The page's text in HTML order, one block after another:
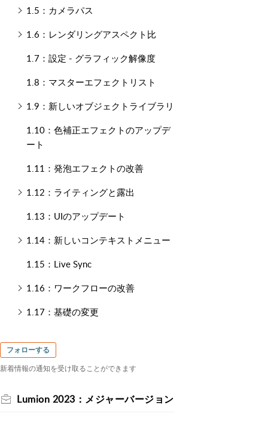
1.5：カメラパス
1.6：レンダリングアスペクト比
1.7：設定 - グラフィック解像度
1.8：マスターエフェクトリスト
1.9：新しいオブジェクトライブラリ
1.10：色補正エフェクトのアップデ
ート
1.11：発泡エフェクトの改善
1.12：ライティングと露出
1.13：UIのアップデート
1.14：新しいコンテキストメニュー
1.15：Live Sync
1.16：ワークフローの改善
1.17：基礎の変更
フォローする
新着情報の通知を受け取ることができます
Lumion 2023：メジャーバージョン